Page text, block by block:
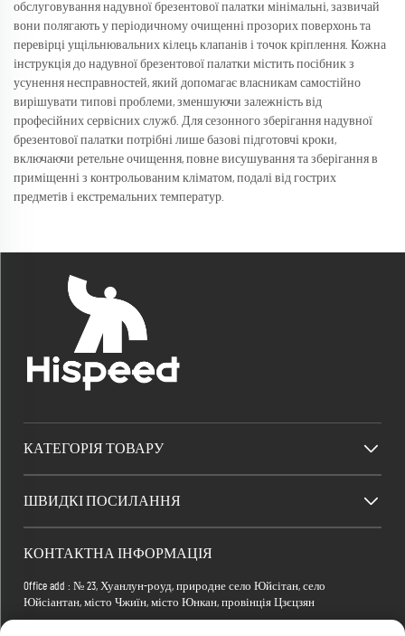
обслуговування надувної брезентової палатки мінімальні, зазвичай
вони полягають у періодичному очищенні прозорих поверхонь та
перевірці ущільнювальних кілець клапанів і точок кріплення. Кожна
інструкція до надувної брезентової палатки містить посібник з
усунення несправностей, який допомагає власникам самостійно
вирішувати типові проблеми, зменшуючи залежність від
професійних сервісних служб. Для сезонного зберігання надувної
брезентової палатки потрібні лише базові підготовчі кроки,
включаючи ретельне очищення, повне висушування та зберігання в
приміщенні з контрольованим кліматом, подалі від гострих
предметів і екстремальних температур.
КАТЕГОРІЯ ТОВАРУ
ШВИДКІ ПОСИЛАННЯ
КОНТАКТНА ІНФОРМАЦІЯ
Office add : № 23, Хуанлун-роуд, природне село Юйсітан, село
Юйсіантан, місто Чжиїн, місто Юнкан, провінція Цзєцзян